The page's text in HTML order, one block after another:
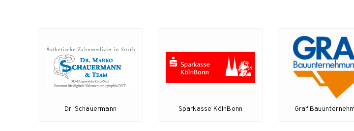
Dr. Schauermann Sparkasse KölnBonn Graf